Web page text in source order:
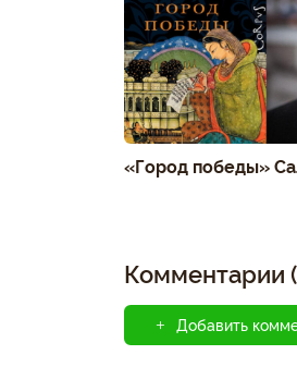
«Город победы»
Комментарии
Добавить